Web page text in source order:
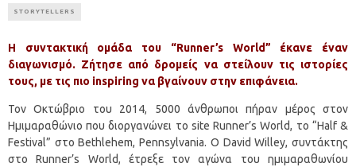
STORYTELLERS
Η συντακτική ομάδα του “Runner’s World” έκανε έναν
διαγωνισμό. Ζήτησε από δρομείς να στείλουν τις ιστορίες
τους, με τις πιο inspiring να βγαίνουν στην επιφάνεια.
Τον Οκτώβριο του 2014, 5000 άνθρωποι πήραν μέρος στον
Ημιμαραθώνιο που διοργανώνει το site Runner’s World, το “Half &
Festival” στο Bethlehem, Pennsylvania. Ο David Willey, συντάκτης
στο Runner’s World, έτρεξε τον αγώνα του ημιμαραθωνίου